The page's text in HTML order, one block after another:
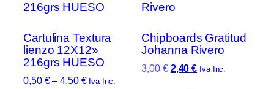
se
elegir
en
Cartulina Textura
lienzo 12X12»
216grs HUESO
0,50 € – 4,50 €Rango
Iva Inc.
Chipboards Gratitud
Johanna Rivero
3,00€ El
2,40€ElIva Inc.